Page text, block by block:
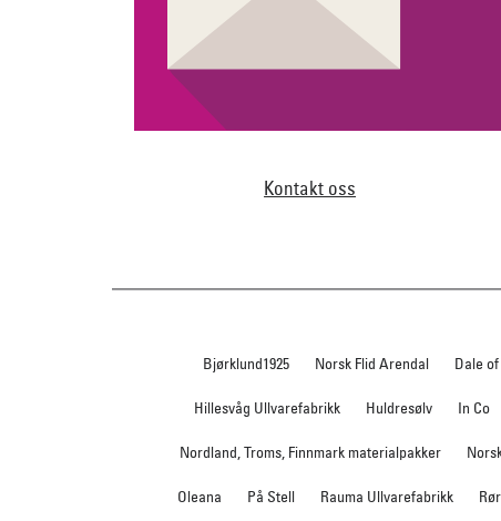
Kontakt oss
Bjørklund1925 Norsk Flid Arendal Dale
Hillesvåg Ullvarefabrikk Huldresølv In Co
Nordland, Troms, Finnmark materialpakker
Oleana På Stell Rauma Ullvarefabrikk